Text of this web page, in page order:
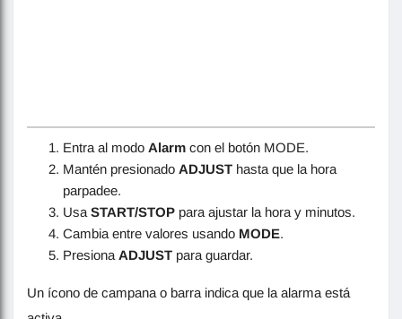
Entra al modo Alarm con el botón MODE.
Mantén presionado ADJUST hasta que la hora
parpadee.
Usa START/STOP para ajustar la hora y minutos.
Cambia entre valores usando MODE.
Presiona ADJUST para guardar.
Un ícono de campana o barra indica que la alarma está